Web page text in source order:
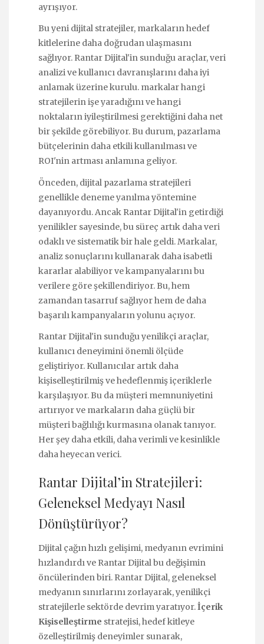
ayrışıyor.
Bu yeni dijital stratejiler, markaların hedef
kitlelerine daha doğrudan ulaşmasını
sağlıyor. Rantar Dijital'in sunduğu araçlar, veri
analizi ve kullanıcı davranışlarını daha iyi
anlamak üzerine kurulu. markalar hangi
stratejilerin işe yaradığını ve hangi
noktaların iyileştirilmesi gerektiğini daha net
bir şekilde görebiliyor. Bu durum, pazarlama
bütçelerinin daha etkili kullanılması ve
ROI'nin artması anlamına geliyor.
Önceden, dijital pazarlama stratejileri
genellikle deneme yanılma yöntemine
dayanıyordu. Ancak Rantar Dijital'in getirdiği
yenilikler sayesinde, bu süreç artık daha veri
odaklı ve sistematik bir hale geldi. Markalar,
analiz sonuçlarını kullanarak daha isabetli
kararlar alabiliyor ve kampanyalarını bu
verilere göre şekillendiriyor. Bu, hem
zamandan tasarruf sağlıyor hem de daha
başarılı kampanyaların yolunu açıyor.
Rantar Dijital'in sunduğu yenilikçi araçlar,
kullanıcı deneyimini önemli ölçüde
geliştiriyor. Kullanıcılar artık daha
kişiselleştirilmiş ve hedeflenmiş içeriklerle
karşılaşıyor. Bu da müşteri memnuniyetini
artırıyor ve markaların daha güçlü bir
müşteri bağlılığı kurmasına olanak tanıyor.
Her şey daha etkili, daha verimli ve kesinlikle
daha heyecan verici.
Rantar Dijital’in Stratejileri:
Geleneksel Medyayı Nasıl
Dönüştürüyor?
Dijital çağın hızlı gelişimi, medyanın evrimini
hızlandırdı ve Rantar Dijital bu değişimin
öncülerinden biri. Rantar Dijital, geleneksel
medyanın sınırlarını zorlayarak, yenilikçi
stratejilerle sektörde devrim yaratıyor.İçerik
Kişiselleştirme stratejisi, hedef kitleye
özelleştirilmiş deneyimler sunarak,